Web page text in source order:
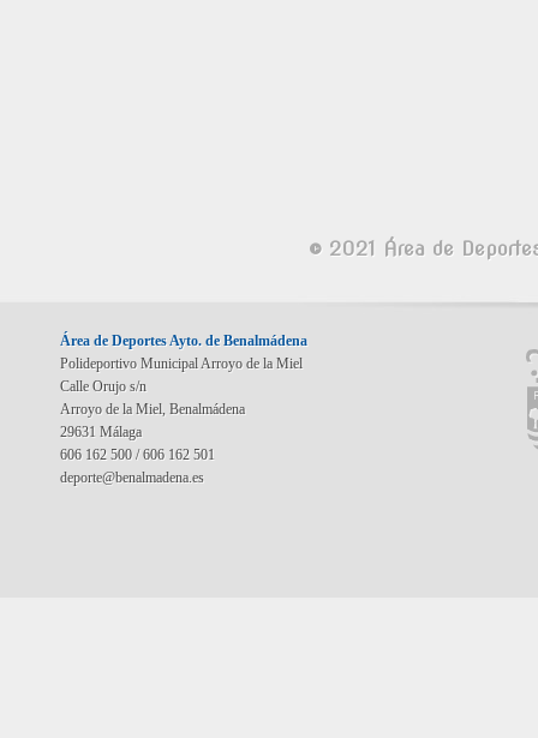
© 2021 Área de
Área de Deportes Ayto. de Benalmádena
Polideportivo Municipal Arroyo de la Miel
Calle Orujo s/n
Arroyo de la Miel, Benalmádena
29631 Málaga
606 162 500 / 606 162 501
deporte@benalmadena.es